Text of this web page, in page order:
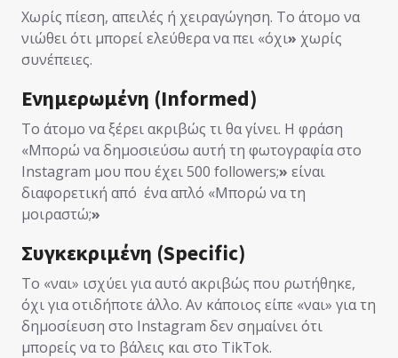
Χωρίς πίεση, απειλές ή χειραγώγηση. Το άτομο να
νιώθει ότι μπορεί ελεύθερα να πει «όχι» χωρίς
συνέπειες.
Ενημερωμένη (Informed)
Το άτομο να ξέρει ακριβώς τι θα γίνει. Η φράση
«Μπορώ να δημοσιεύσω αυτή τη φωτογραφία στο
Instagram μου που έχει 500 followers;» είναι
διαφορετική από ένα απλό «Μπορώ να τη
μοιραστώ;»
Συγκεκριμένη (Specific)
Το «ναι» ισχύει για αυτό ακριβώς που ρωτήθηκε,
όχι για οτιδήποτε άλλο. Αν κάποιος είπε «ναι» για τη
δημοσίευση στο Instagram δεν σημαίνει ότι
μπορείς να το βάλεις και στο TikTok.